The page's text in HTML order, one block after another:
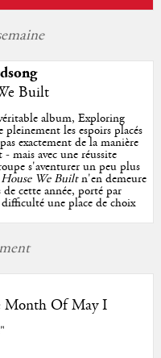
Built
album, Exploring
les espoirs placés
exactement de la manière
mais avec une réussite
s'aventurer un peu plus
We Builtn'en demeure
cette année, porté par
une place de choix
Month Of May I